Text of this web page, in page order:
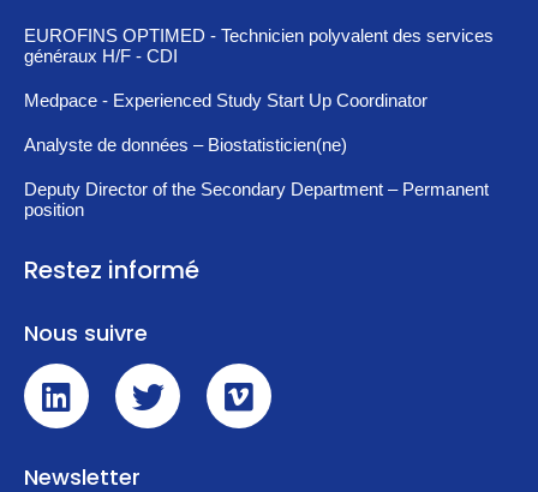
EUROFINS OPTIMED - Technicien polyvalent des services
généraux H/F - CDI
Medpace - Experienced Study Start Up Coordinator
Analyste de données – Biostatisticien(ne)
Deputy Director of the Secondary Department – Permanent
position
Restez informé
Nous suivre
Newsletter